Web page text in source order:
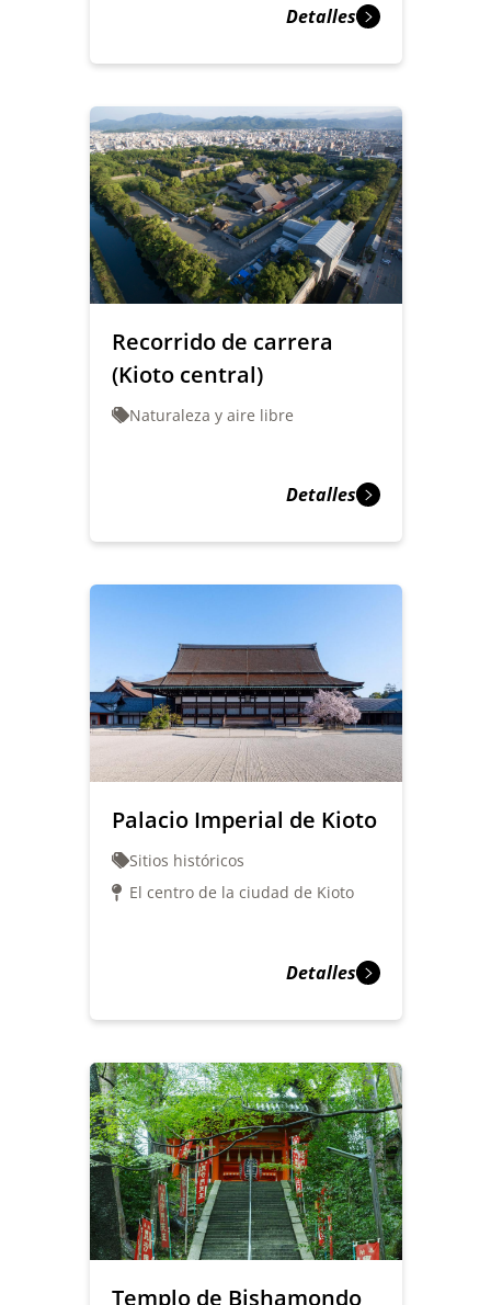
Detalles
Recorrido de carrera
(Kioto central)
Naturaleza y aire libre
Detalles
Palacio Imperial de Kioto
Sitios históricos
El centro de la ciudad de Kioto
Detalles
Templo de Bishamondo